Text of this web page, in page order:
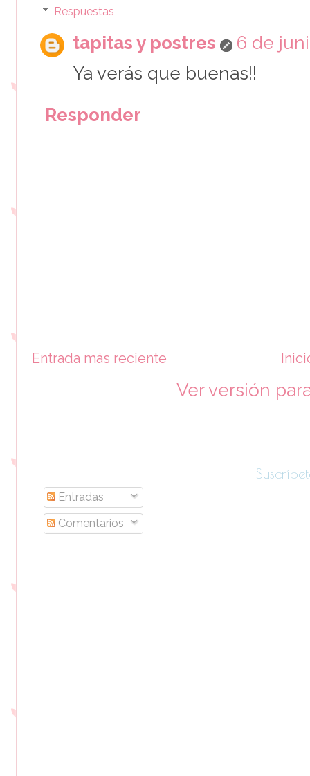
Respuestas
tapitas y postres
6 de
Ya verás que buenas!!
Responder
Entrada más reciente
Ver versión
Entradas
Comentarios